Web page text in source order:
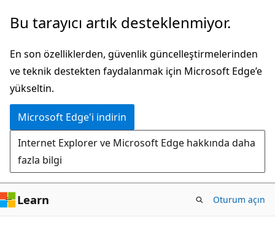
Ana
atla
Bu tarayıcı artık desteklenmiyor.
En son özelliklerden, güvenlik güncelleştirmelerinden
ve teknik destekten faydalanmak için Microsoft Edge’e
yükseltin.
Microsoft Edge'i indirin
Internet Explorer ve Microsoft Edge hakkında daha
fazla bilgi
Learn Oturum açın